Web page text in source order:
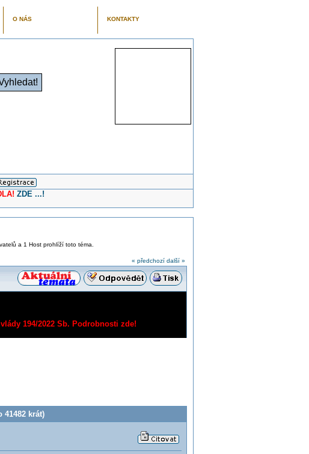
O NÁS KONTAKTY
ZDE ...!
a 1 Host prohlíží toto téma.
« předchozí další »
194/2022 Sb. Podrobnosti zde!
41482 krát)